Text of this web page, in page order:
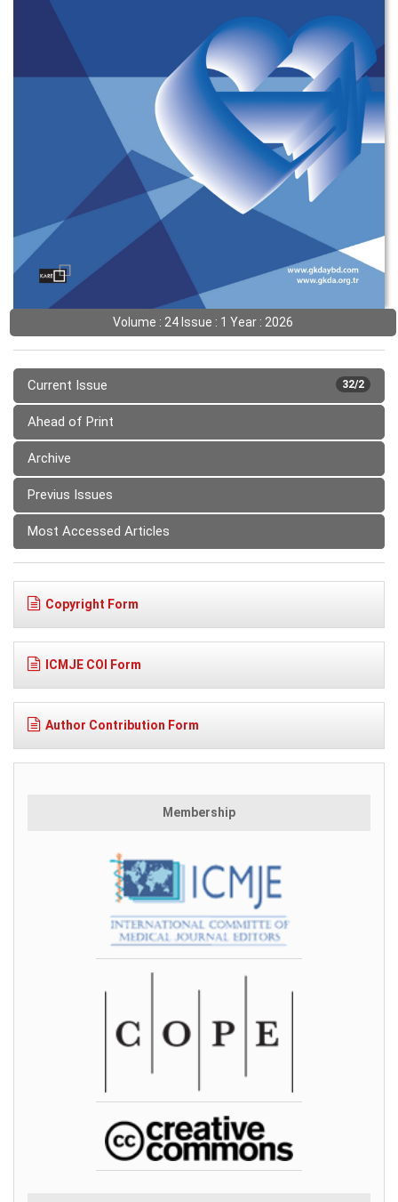
Volume : 24 Issue : 1 Year : 2026
32/2
Current Issue
Ahead of Print
Archive
Previus Issues
Most Accessed Articles
Copyright Form
ICMJE COI Form
Author Contribution Form
Membership